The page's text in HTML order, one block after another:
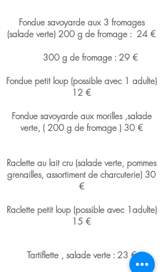
Fondue savoyarde aux 3 fromages
(salade verte) 200 g de fromage : 24 €
300 g de fromage : 29 €
Fondue petit loup (possible avec 1 adulte)
12 €
Fondue savoyarde aux morilles ,salade
verte, ( 200 g de fromage ) 30 €
Raclette au lait cru (salade verte, pommes
grenailles, assortiment de charcuterie) 30
€
Raclette petit loup (possible avec 1adulte)
15 €
Tartiflette , salade verte : 23 €